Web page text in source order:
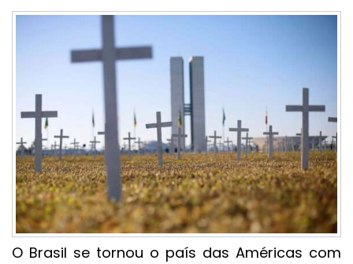
O Brasil se tornou o país das Américas com